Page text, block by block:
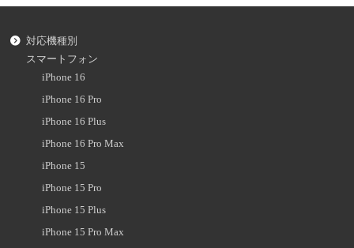
対応機種別
スマートフォン
iPhone 16
iPhone 16 Pro
iPhone 16 Plus
iPhone 16 Pro Max
iPhone 15
iPhone 15 Pro
iPhone 15 Plus
iPhone 15 Pro Max